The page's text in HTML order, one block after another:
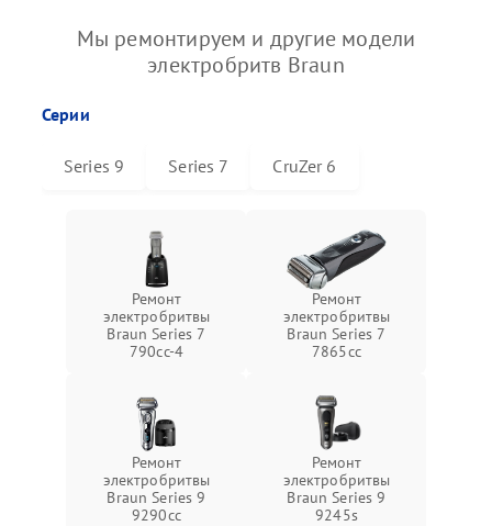
Мы ремонтируем и другие модели
электробритв Braun
Серии
Series 9 Series 7 CruZer 6
Ремонт
электробритвы
Braun Series 7
790cc‑4
Ремонт
электробритвы
Braun Series 7
7865cc
Ремонт
электробритвы
Braun Series 9
9290cc
Ремонт
электробритвы
Braun Series 9
9245s